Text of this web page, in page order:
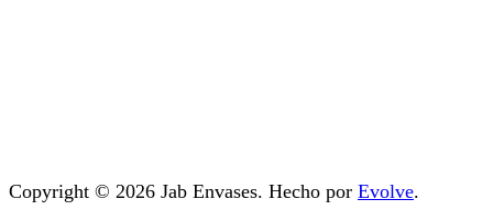
Copyright © 2026 Jab Envases. Hecho por Evolve.